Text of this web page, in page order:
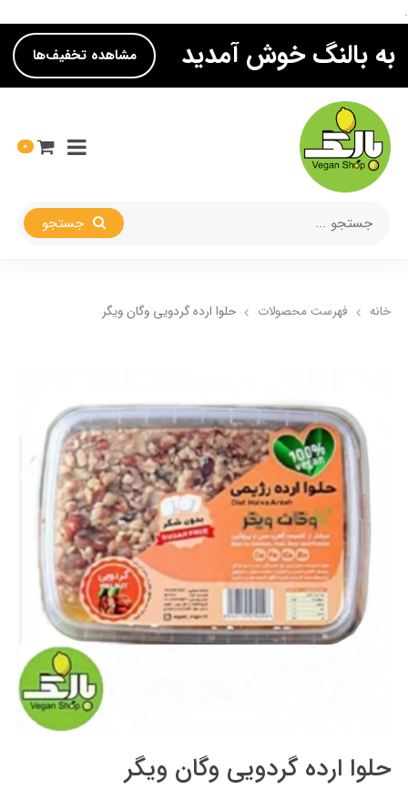
.
به بالنگ خوش آمدید مشاهده تخفیف‌ها
0
خانه فهرست محصولات حلوا ارده گردویی وگان ویگر
حلوا ارده گردویی وگان ویگر